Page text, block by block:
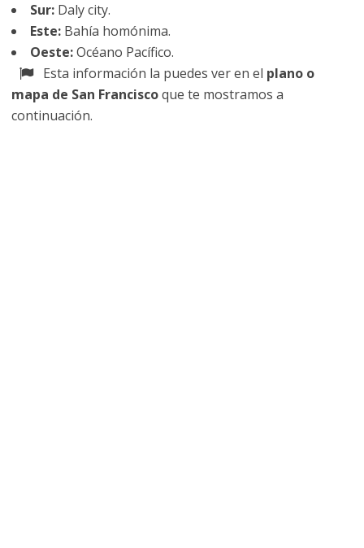
Sur: Daly city.
Este: Bahía homónima.
Oeste:Océano Pacífico.
Esta información la puedes ver en el plano o
mapa de San Franciscoque te mostramos a
continuación.